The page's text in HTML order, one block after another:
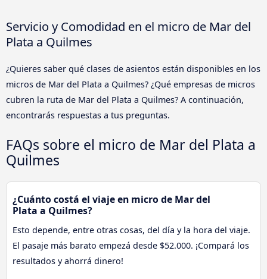
Servicio y Comodidad en el micro de Mar del
Plata a Quilmes
¿Quieres saber qué clases de asientos están disponibles en los
micros de Mar del Plata a Quilmes? ¿Qué empresas de micros
cubren la ruta de Mar del Plata a Quilmes? A continuación,
encontrarás respuestas a tus preguntas.
FAQs sobre el micro de Mar del Plata a
Quilmes
¿Cuánto costá el viaje en micro de Mar del
Plata a Quilmes?
Esto depende, entre otras cosas, del día y la hora del viaje.
El pasaje más barato empezá desde $52.000. ¡Compará los
resultados y ahorrá dinero!